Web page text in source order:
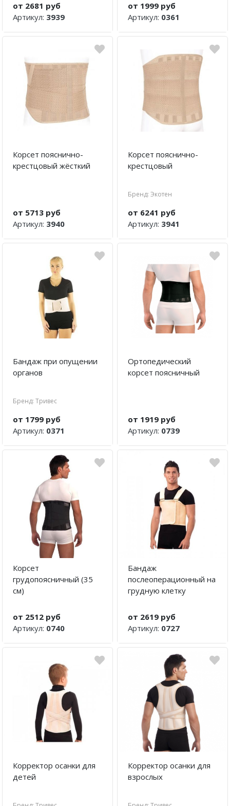
от 2681 руб
Артикул: 3939
от 1999 руб
Артикул: 0361
Корсет пояснично-
крестцовый жёсткий
от 5713 руб
Артикул: 3940
Корсет пояснично-
крестцовый
Бренд: Экотен
от 6241 руб
Артикул: 3941
Бандаж при опущении
органов
Бренд: Тривес
от 1799 руб
Артикул: 0371
Ортопедический
корсет поясничный
от 1919 руб
Артикул: 0739
Корсет
грудопоясничный (35
см)
от 2512 руб
Артикул: 0740
Бандаж
послеоперационный на
грудную клетку
от 2619 руб
Артикул: 0727
Корректор осанки для
детей
Корректор осанки для
взрослых
Диски балансировочные
Очистители полости рта
Устройства от храпа
Молокоотсосы
Спринцовки
Гимнастические мячи (фитболы)
Пульсоксиметры
Баллон-нагнетатель
Аптечки и таблетницы
Контейнеры для биоматериалов
Вспомогательные устройства для
Резиновые грелки
Кислородные устройства
Медицинские иглы и катетеры
Экспресс-тесты Covid 19
Акупунктурные иглы
Санитарные приспособления
Каталог 1